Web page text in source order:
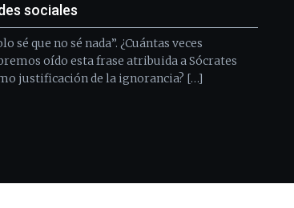
sociales
sé que no sé nada”. ¿Cuántas veces
oído esta frase atribuida a Sócrates
justificación de la ignorancia? […]